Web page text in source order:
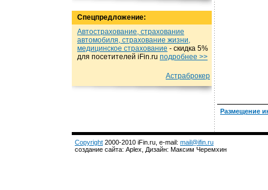
Спецпредложение:
Автострахование, страхование
автомобиля, страхование жизни,
медицинское страхование - cкидка 5%
для посетителей iFin.ru подробнеe >>
Астраброкер
Размещение
Copyright 2000-2010 iFin.ru, e-mail: mail@ifin.ru
создание сайта: Aplex, Дизайн: Максим Черемхин